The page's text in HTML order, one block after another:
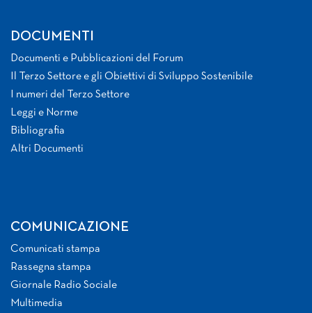
DOCUMENTI
Documenti e Pubblicazioni del Forum
Il Terzo Settore e gli Obiettivi di Sviluppo Sostenibile
I numeri del Terzo Settore
Leggi e Norme
Bibliografia
Altri Documenti
COMUNICAZIONE
Comunicati stampa
Rassegna stampa
Giornale Radio Sociale
Multimedia